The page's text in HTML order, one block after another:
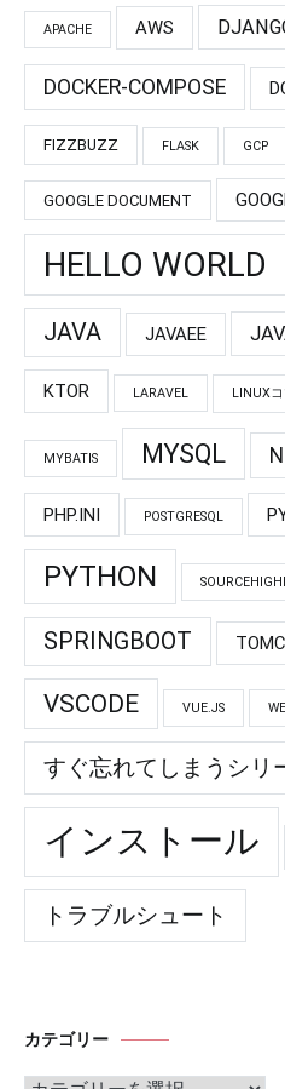
APACHE AWS
DOCKER-COMPOSE
FIZZBUZZ FLASK GCP
GOOGLE DOCUMENT
HELLO WORLD
JAVA JAVAEE
KTOR LARAVEL LINUX
MYBATIS MYSQL
PHP.INI POSTGRESQL
PYTHON
SPRINGBOOT
VSCODE VUE.JS
すぐ忘れてしまうシリ
インストール
トラブルシュート
カテゴリー